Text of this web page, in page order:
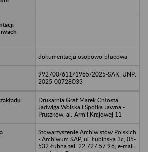
dokumentacja osobowo-płacowa
992700/611/1965/2025-SAK; UNP:
2025-00728033
Drukarnia Graf Marek Chłosta,
Jadwiga Wolska i Spółka Jawna -
Pruszków, al. Armii Krajowej 11
Stowarzyszenie Archiwistów Polskich
- Archiwum SAP, ul. Łubińska 3c, 05-
532 Łubna tel. 22 727 57 96, e-mail: